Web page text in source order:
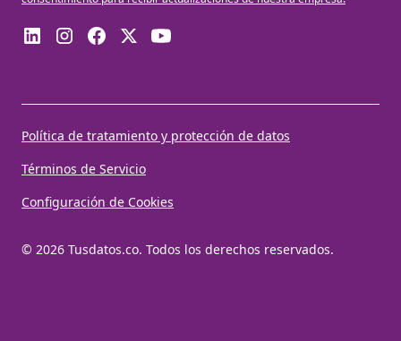
© 2026 Tusdatos.co. Todos los derechos reservados.
Política de tratamiento y protección de datos
Términos de Servicio
Configuración de Cookies